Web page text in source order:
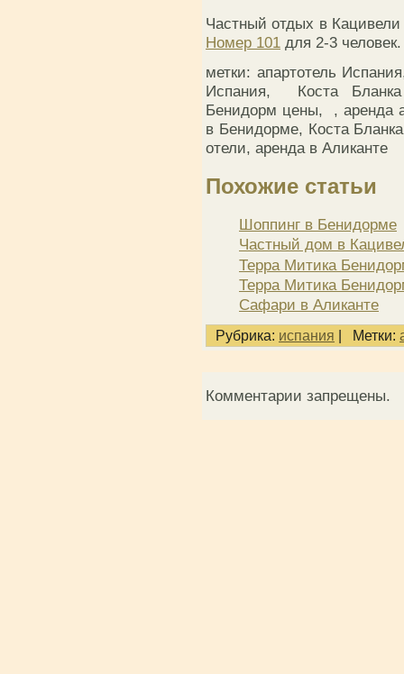
Частный отдых в
Номер 101 для 2-3
метки: апартотель
Испания, Коста
Бенидорм цены,
, аренда
в Бенидорме, Коста
отели, аренда в Аликанте
Похожие статьи
Шоппинг в Бенидорме
Частный дом в
Терра Митика
Терра Митика
Сафари в Аликанте
Рубрика: испания Метки:
Комментарии запрещены.